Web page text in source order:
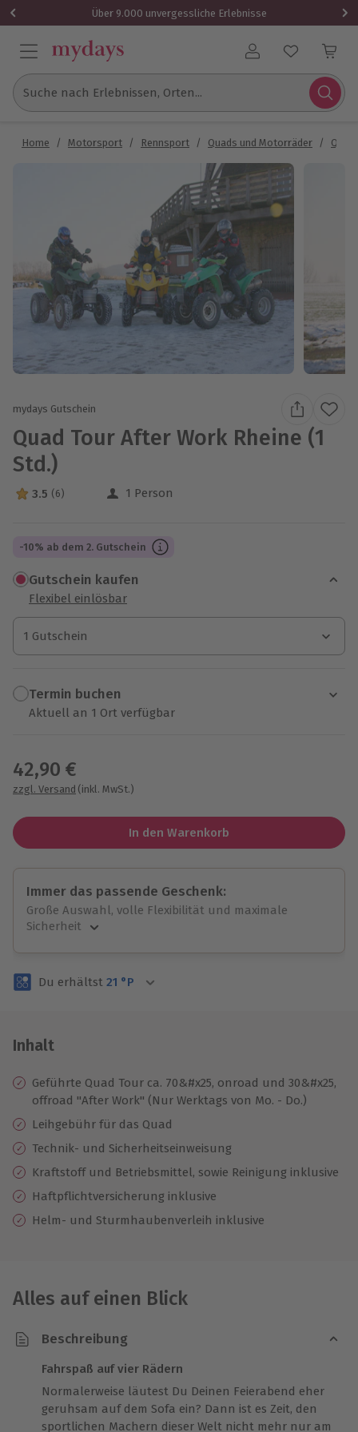
Über 9.000 unvergessliche Erlebnisse
Benutzerkonto
Suche nach Erlebnissen, Orten...
Home / Motorsport / Rennsport / Quads und Motorräder /
mydays Gutschein
Quad Tour After Work Rheine (1
Std.)
3.5 Sterne von 5 aus 6 Bewertungen
3.5 (6) 1 Person
-10% ab dem 2. Gutschein
Gutschein kaufen
Flexibel einlösbar
1 Gutschein
1 Gutschein
1 Gutschein
Termin buchen
Aktuell an 1 Ort verfügbar
42,90 €
zzgl. Versand (inkl. MwSt.)
In den Warenkorb
Immer das passende Geschenk:
Große Auswahl, volle Flexibilität und maximale
Sicherheit
Volle Flexibilität
3 Jahre gültig & verlängerbar.
Du erhältst 21 °P
Inhalt
Geführte Quad Tour ca. 70&#x25, onroad und 30&#x25,
offroad "After Work" (Nur Werktags von Mo. - Do.)
Leihgebühr für das Quad
Technik- und Sicherheitseinweisung
Kraftstoff und Betriebsmittel, sowie Reinigung inklusive
Haftpflichtversicherung inklusive
Helm- und Sturmhaubenverleih inklusive
Alles auf einen Blick
Beschreibung
Fahrspaß auf vier Rädern
Normalerweise läutest Du Deinen Feierabend eher
geruhsam auf dem Sofa ein? Dann ist es Zeit, den
sportlichen Machern dieser Welt nicht mehr nur am